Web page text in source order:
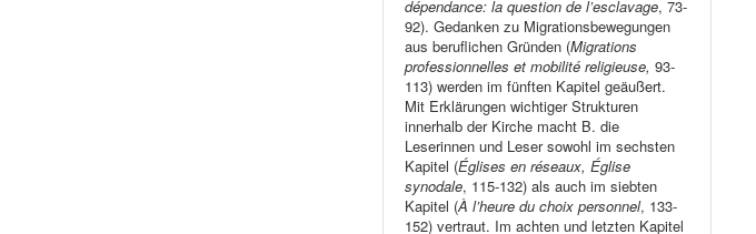
dépendance: la question de l’esclavage, 73-
92). Gedanken zu Migrationsbewegungen
aus beruflichen Gründen (Migrations
professionnelles et mobilité religieuse,93-
113) werden im fünften Kapitel geäußert.
Mit Erklärungen wichtiger Strukturen
innerhalb der Kirche macht B. die
Leserinnen und Leser sowohl im sechsten
Kapitel (Églises en réseaux, Église
synodale, 115-132) als auch im siebten
Kapitel (À l’heure du choix personnel, 133-
152) vertraut. Im achten und letzten Kapitel